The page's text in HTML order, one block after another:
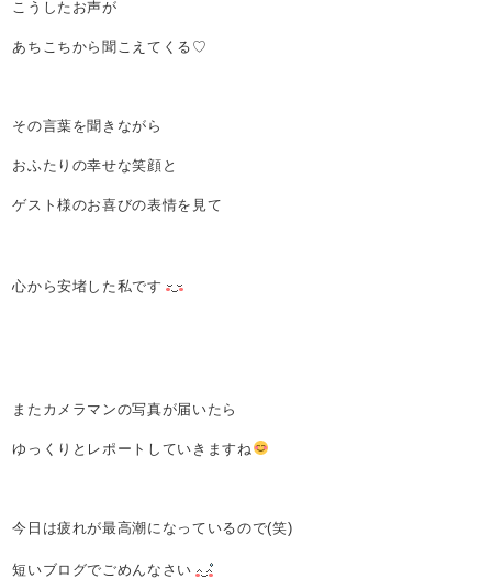
こうしたお声が
あちこちから聞こえてくる♡
その言葉を聞きながら
おふたりの幸せな笑顔と
ゲスト様のお喜びの表情を見て
心から安堵した私です
またカメラマンの写真が届いたら
ゆっくりとレポートしていきますね
今日は疲れが最高潮になっているので(笑)
短いブログでごめんなさい